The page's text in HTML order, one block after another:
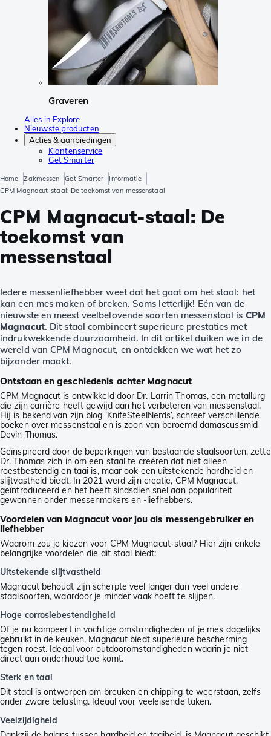
Graveren
Alles in Explore
Nieuwste producten
Acties & aanbiedingen
Klantenservice
Get Smarter
Home Zakmessen Get Smarter
Informatie
CPM Magnacut-staal: De toekomst van messenstaal
CPM Magnacut-staal: De
toekomst van
messenstaal
Iedere messenliefhebber weet dat het gaat om het staal: het
kan een mes maken of breken. Soms letterlijk! Eén van de
nieuwste en meest veelbelovende soorten messenstaal is CPM
Magnacut. Dit staal combineert superieure prestaties met
indrukwekkende duurzaamheid. In dit artikel duiken we in de
wereld van CPM Magnacut, en ontdekken we wat het zo
bijzonder maakt.
Ontstaan en geschiedenis achter Magnacut
CPM Magnacut is ontwikkeld door Dr. Larrin Thomas, een metallurg
die zijn carrière heeft gewijd aan het verbeteren van messenstaal.
Hij is bekend van zijn blog ‘KnifeSteelNerds’, schreef verschillende
boeken over messenstaal en is zoon van beroemd damascussmid
Devin Thomas.
Geïnspireerd door de beperkingen van bestaande staalsoorten, zette
Dr. Thomas zich in om een staal te creëren dat niet alleen
roestbestendig en taai is, maar ook een uitstekende hardheid en
slijtvastheid biedt. In 2021 werd zijn creatie, CPM Magnacut,
geïntroduceerd en het heeft sindsdien snel aan populariteit
gewonnen onder messenmakers en -liefhebbers.
Voordelen van Magnacut voor jou als messengebruiker en
liefhebber
Waarom zou je kiezen voor CPM Magnacut-staal? Hier zijn enkele
belangrijke voordelen die dit staal biedt:
Uitstekende slijtvastheid
Magnacut behoudt zijn scherpte veel langer dan veel andere
staalsoorten, waardoor je minder vaak hoeft te slijpen.
Hoge corrosiebestendigheid
Of je nu kampeert in vochtige omstandigheden of je mes dagelijks
gebruikt in de keuken, Magnacut biedt superieure bescherming
tegen roest. Ideaal voor outdooromstandigheden waarin je niet
direct aan onderhoud toe komt.
Sterk en taai
Dit staal is ontworpen om breuken en chipping te weerstaan, zelfs
onder zware belasting. Ideaal voor veeleisende taken.
Veelzijdigheid